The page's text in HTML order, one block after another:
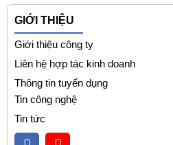
GIỚI THIỆU
Giới thiệu công ty
Liên hệ hợp tác kinh doanh
Thông tin tuyển dụng
Tin công nghệ
Tin tức